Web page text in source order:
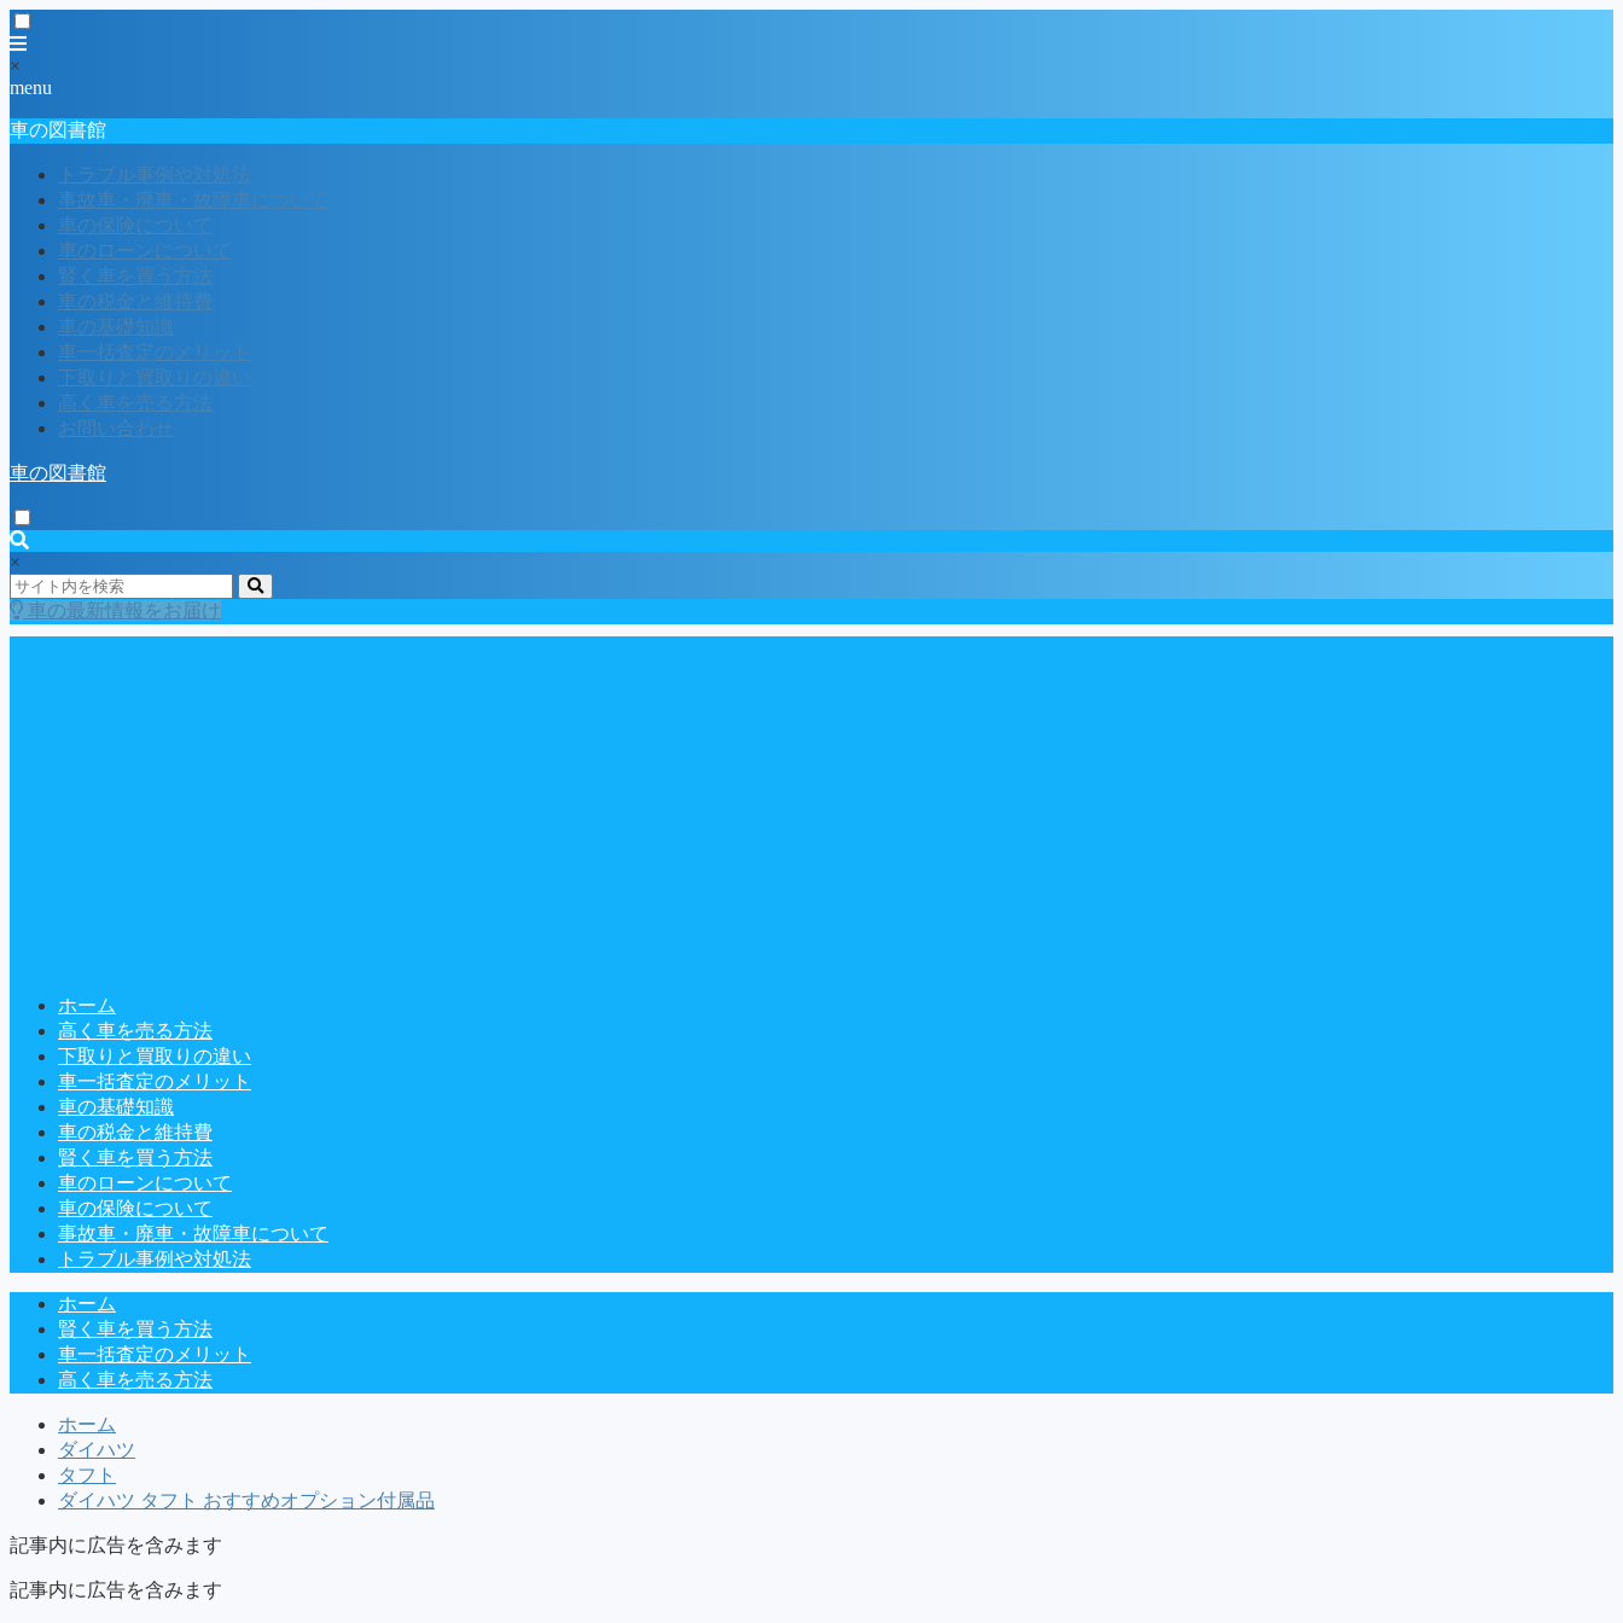
×
menu
車の図書館
トラブル事例や対処法
事故車・廃車・故障車について
車の保険について
車のローンについて
賢く車を買う方法
車の税金と維持費
車の基礎知識
車一括査定のメリット
下取りと買取りの違い
高く車を売る方法
お問い合わせ
車の図書館
×
車の最新情報をお届け
ホーム
高く車を売る方法
下取りと買取りの違い
車一括査定のメリット
車の基礎知識
車の税金と維持費
賢く車を買う方法
車のローンについて
車の保険について
事故車・廃車・故障車について
トラブル事例や対処法
ホーム
賢く車を買う方法
車一括査定のメリット
高く車を売る方法
ホーム
ダイハツ
タフト
ダイハツ タフト おすすめオプション付属品
記事内に広告を含みます
記事内に広告を含みます